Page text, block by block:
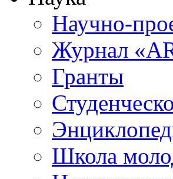
Научно-
Журнал
Гранты
Школа